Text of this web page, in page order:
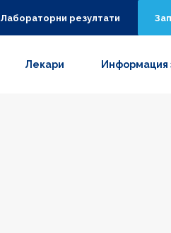
Лабораторни резултати
Лекари Информация